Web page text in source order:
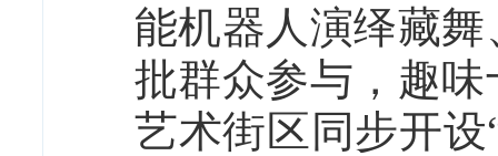
能机器人演绎藏
批群众参与，趣
艺术街区同步开